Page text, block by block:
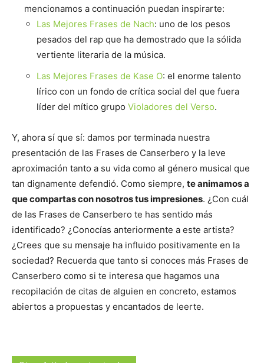
mencionamos a continuación puedan inspirarte:
Las Mejores Frases de Nach: uno de los pesos
pesados del rap que ha demostrado que la sólida
vertiente literaria de la música.
Las Mejores Frases de Kase O: el enorme talento
lírico con un fondo de crítica social del que fuera
líder del mítico grupo Violadores del Verso.
Y, ahora sí que sí: damos por terminada nuestra
presentación de las Frases de Canserbero y la leve
aproximación tanto a su vida como al género musical que
tan dignamente defendió. Como siempre, te animamos a
que compartas con nosotros tus impresiones. ¿Con cuál
de las Frases de Canserbero te has sentido más
identificado? ¿Conocías anteriormente a este artista?
¿Crees que su mensaje ha influido positivamente en la
sociedad? Recuerda que tanto si conoces más Frases de
Canserbero como si te interesa que hagamos una
recopilación de citas de alguien en concreto, estamos
abiertos a propuestas y encantados de leerte.